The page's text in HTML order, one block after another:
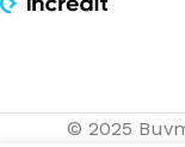
© 2025